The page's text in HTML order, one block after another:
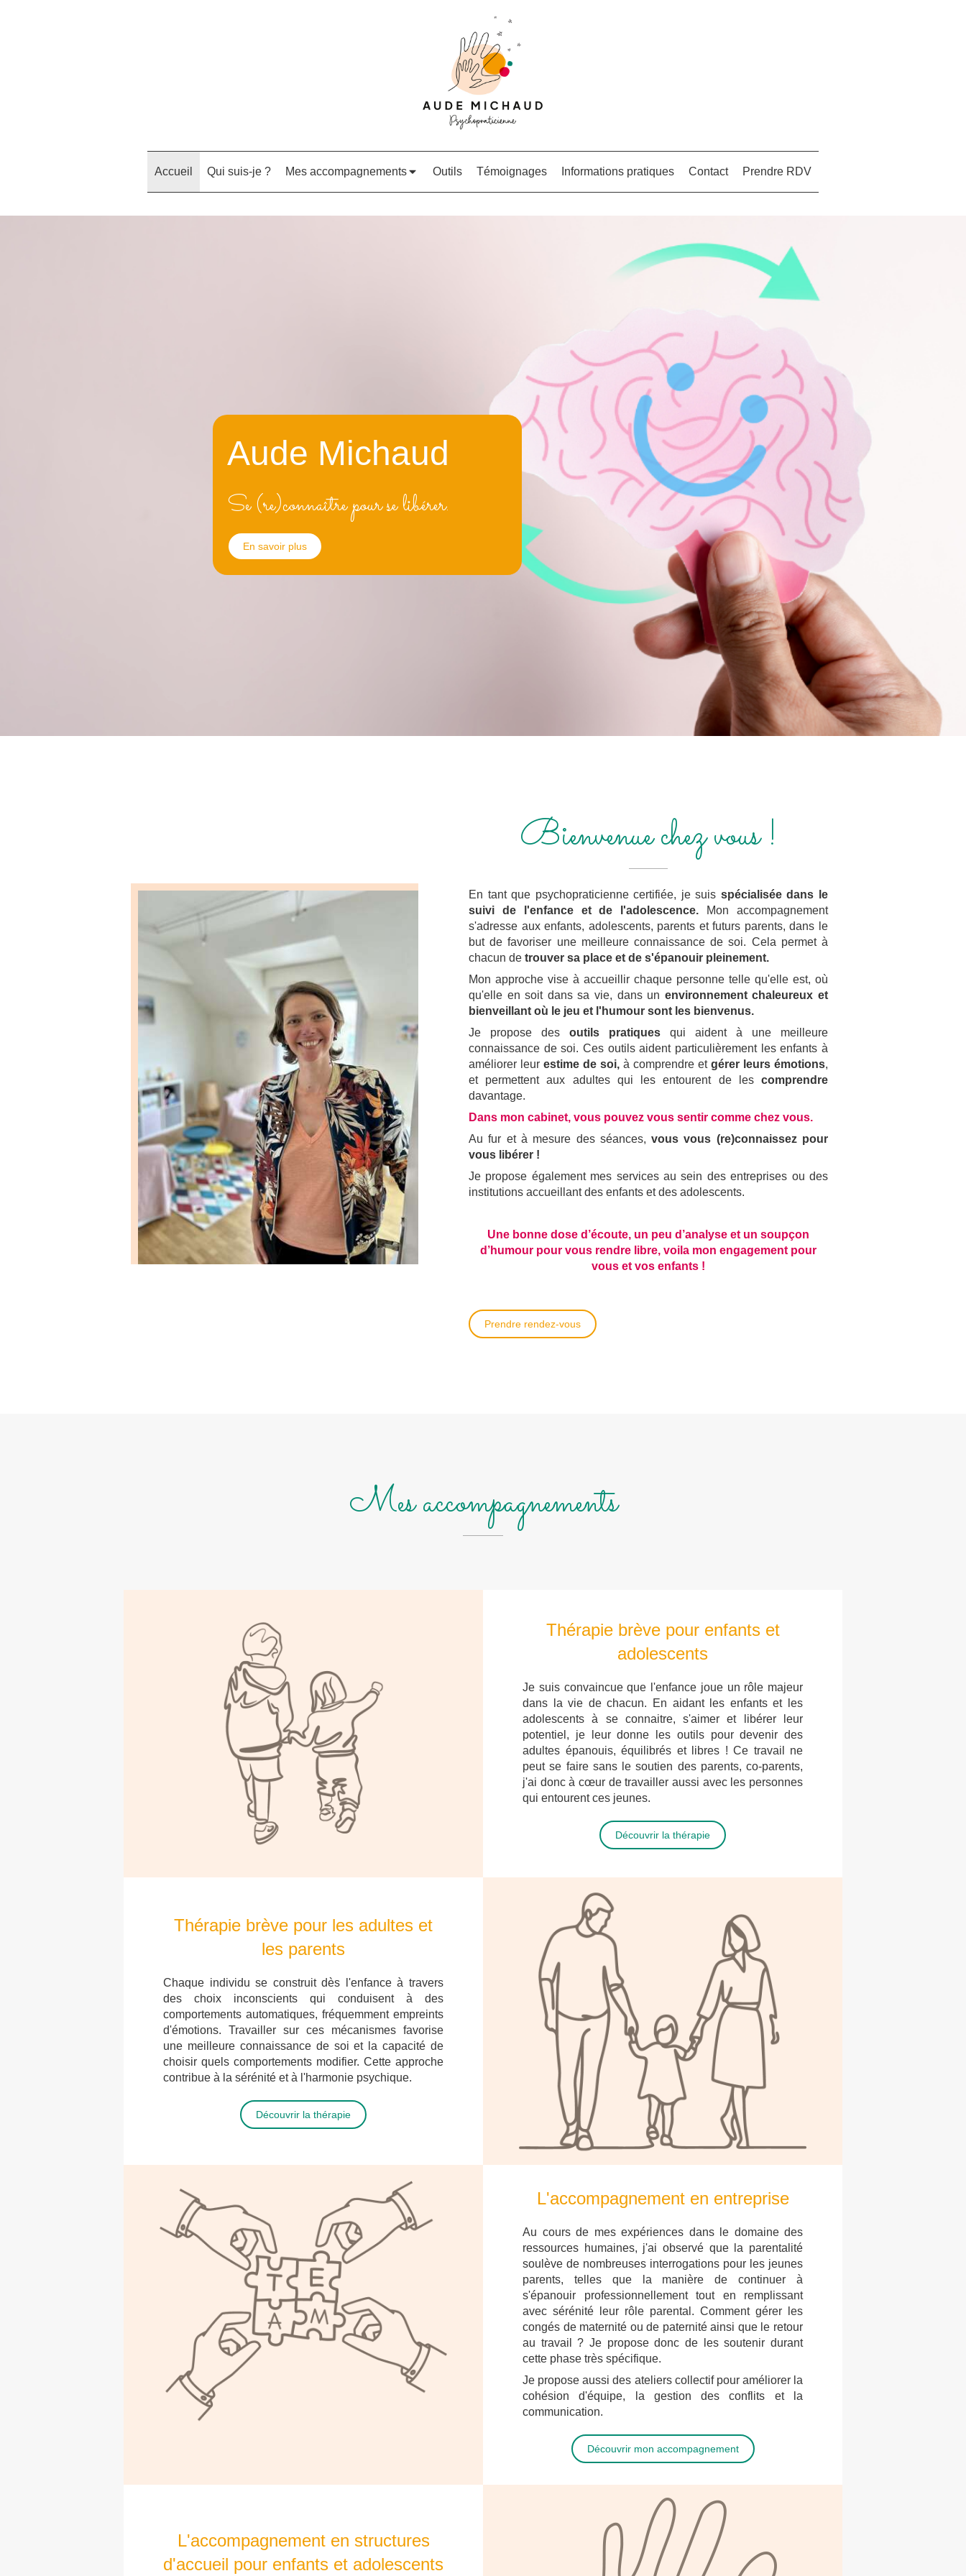
Accueil Qui suis-je ? Mes accompagnements Outils Témoignages Informations pratiques Contact Prendre RDV
Aude Michaud
Se (re)connaître pour se libérer.
En savoir plus
Bienvenue chez vous !
En tant que psychopraticienne certifiée, je suis spécialisée dans le
suivi de l'enfance et de l'adolescence. Mon accompagnement
s'adresse aux enfants, adolescents, parents et futurs parents, dans le
but de favoriser une meilleure connaissance de soi. Cela permet à
chacun de trouver sa place et de s'épanouir pleinement.
Mon approche vise à accueillir chaque personne telle qu'elle est, où
qu'elle en soit dans sa vie, dans un environnement chaleureux et
bienveillant où le jeu et l'humour sont les bienvenus.
Je propose des outils pratiques qui aident à une meilleure
connaissance de soi. Ces outils aident particulièrement les enfants à
améliorer leur estime de soi, à comprendre et gérer leurs émotions,
et permettent aux adultes qui les entourent de les comprendre
davantage.
Dans mon cabinet, vous pouvez vous sentir comme chez vous.
Au fur et à mesure des séances,vous vous (re)connaissez pour
vous libérer !
Je propose également mes services au sein des entreprises ou des
institutions accueillant des enfants et des adolescents.
Une bonne dose d’écoute, un peu d’analyse et un soupçon
d’humour pour vous rendre libre, voila mon engagement pour
vous et vos enfants !
Prendre rendez-vous
Mes accompagnements
Thérapie brève pour enfants et
adolescents
Je suis convaincue que l'enfance joue un rôle majeur
dans la vie de chacun. En aidant les enfants et les
adolescents à se connaitre, s'aimer et libérer leur
potentiel, je leur donne les outils pour devenir des
adultes épanouis, équilibrés et libres ! Ce travail ne
peut se faire sans le soutien des parents, co-parents,
j'ai donc à cœur de travailler aussi avec les personnes
qui entourent ces jeunes.
Découvrir la thérapie
Thérapie brève pour les adultes et
les parents
Chaque individu se construit dès l'enfance à travers
des choix inconscients qui conduisent à des
comportements automatiques, fréquemment empreints
d'émotions. Travailler sur ces mécanismes favorise
une meilleure connaissance de soi et la capacité de
choisir quels comportements modifier. Cette approche
contribue à la sérénité et à l'harmonie psychique.
Découvrir la thérapie
L'accompagnement en entreprise
Au cours de mes expériences dans le domaine des
ressources humaines, j'ai observé que la parentalité
soulève de nombreuses interrogations pour les jeunes
parents, telles que la manière de continuer à
s'épanouir professionnellement tout en remplissant
avec sérénité leur rôle parental. Comment gérer les
congés de maternité ou de paternité ainsi que le retour
au travail ? Je propose donc de les soutenir durant
cette phase très spécifique.
Je propose aussi des ateliers collectif pour améliorer la
cohésion d'équipe, la gestion des conflits et la
communication.
Découvrir mon accompagnement
L'accompagnement en structures
d'accueil pour enfants et adolescents